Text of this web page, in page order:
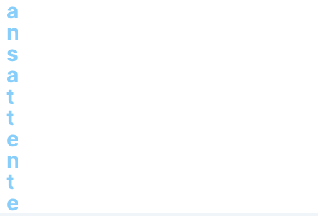
a
n
s
a
t
t
e
n
t
e